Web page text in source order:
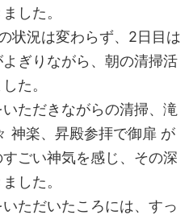
した。
状況は変わらず、2日目は
ぎりながら、朝の清掃活
た。
ただきながらの清掃、滝
神楽、昇殿参拝で御扉 が
ごい神気を感じ、その深
した。
ただいたころには、すっ